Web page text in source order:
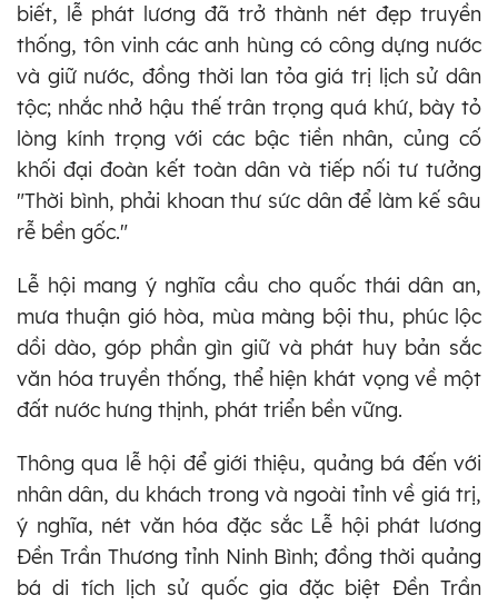
biết, lễ phát lương đã trở thành nét đẹp truyền
thống, tôn vinh các anh hùng có công dựng nước
và giữ nước, đồng thời lan tỏa giá trị lịch sử dân
tộc; nhắc nhở hậu thế trân trọng quá khứ, bày tỏ
lòng kính trọng với các bậc tiền nhân, củng cố
khối đại đoàn kết toàn dân và tiếp nối tư tưởng
"Thời bình, phải khoan thư sức dân để làm kế sâu
rễ bền gốc."
Lễ hội mang ý nghĩa cầu cho quốc thái dân an,
mưa thuận gió hòa, mùa màng bội thu, phúc lộc
dồi dào, góp phần gìn giữ và phát huy bản sắc
văn hóa truyền thống, thể hiện khát vọng về một
đất nước hưng thịnh, phát triển bền vững.
Thông qua lễ hội để giới thiệu, quảng bá đến với
nhân dân, du khách trong và ngoài tỉnh về giá trị,
ý nghĩa, nét văn hóa đặc sắc Lễ hội phát lương
Đền Trần Thương tỉnh Ninh Bình; đồng thời quảng
bá di tích lịch sử quốc gia đặc biệt Đền Trần